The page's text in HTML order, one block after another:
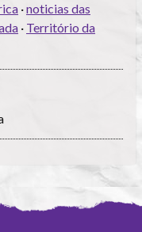
·noticias das
· Território da